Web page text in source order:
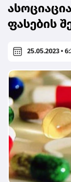
ფასების
25.05.2023 •